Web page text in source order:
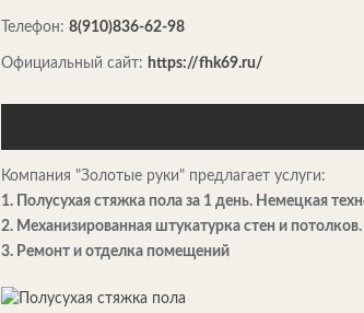
Телефон: 8(910)836-62-98
Официальный сайт: https://fhk69.ru/
Компания "Золотые руки" предлагает услуги:
1. Полусухая стяжка пола за 1 день. Немецкая
2. Механизированная штукатурка стен и потолков.
3. Ремонт и отделка помещений